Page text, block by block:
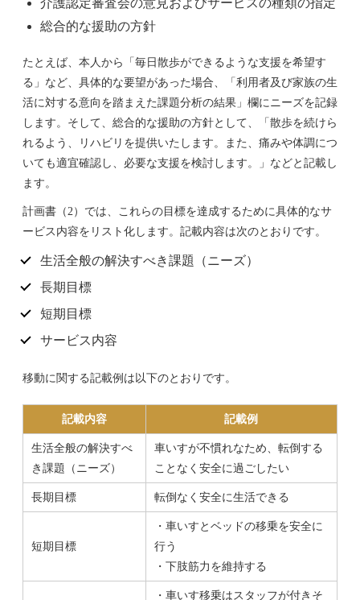
介護認定審査会の意見およびサービスの種類の指定
総合的な援助の方針
たとえば、本人から「毎日散歩ができるような支援を希望す
る」など、具体的な要望があった場合、「利用者及び家族の生
活に対する意向を踏まえた課題分析の結果」欄にニーズを記録
します。そして、総合的な援助の方針として、「散歩を続けら
れるよう、リハビリを提供いたします。また、痛みや体調につ
いても適宜確認し、必要な支援を検討します。」などと記載し
ます。
計画書（2）では、これらの目標を達成するために具体的なサ
ービス内容をリスト化します。記載内容は次のとおりです。
生活全般の解決すべき課題（ニーズ）
長期目標
短期目標
サービス内容
移動に関する記載例は以下のとおりです。
記載内容 記載例
生活全般の解決すべ
き課題（ニーズ）
車いすが不慣れなため、転倒する
ことなく安全に過ごしたい
長期目標 転倒なく安全に生活できる
短期目標
・車いすとベッドの移乗を安全に
行う
・下肢筋力を維持する
・車いす移乗はスタッフが付きそ